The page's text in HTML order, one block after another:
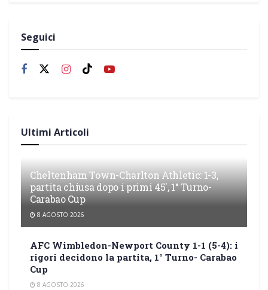
Seguici
Ultimi Articoli
Cheltenham Town-Charlton Athletic: 1-3,
partita chiusa dopo i primi 45′, 1° Turno-
Carabao Cup
8 AGOSTO 2026
AFC Wimbledon-Newport County 1-1 (5-4): i
rigori decidono la partita, 1° Turno- Carabao
Cup
8 AGOSTO 2026